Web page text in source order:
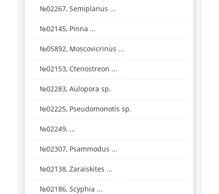
№02267, Semiplanus ...
№02145, Pinna ...
№05892, Moscovicrinus ...
№02153, Ctenostreon ...
№02283, Aulopora sp.
№02225, Pseudomonotis sp.
№02249, ...
№02307, Psammodus ...
№02138, Zaraiskites ...
№02186, Scyphia ...